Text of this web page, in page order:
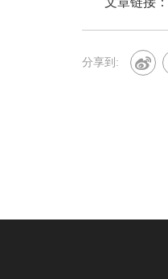
分享到: